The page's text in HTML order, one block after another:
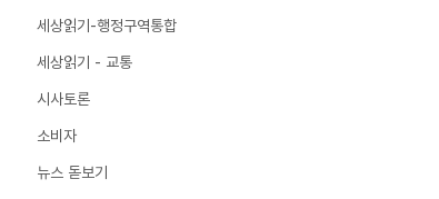
세상읽기-행정구역통합
세상읽기 - 교통
시사토론
소비자
뉴스 돋보기